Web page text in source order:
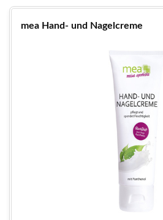
mea Hand- und Nagelcreme